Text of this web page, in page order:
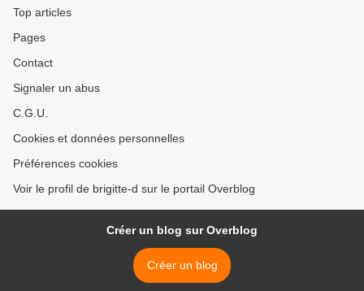
Top articles
Pages
Contact
Signaler un abus
C.G.U.
Cookies et données personnelles
Préférences cookies
Voir le profil de brigitte-d sur le portail Overblog
Créer un blog sur Overblog
Créer un blog